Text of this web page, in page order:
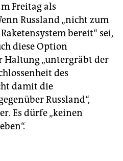
Freitag als
Russland „nicht zum
bereit“ sei,
diese Option
Haltung „untergräbt der
des
damit die
Russland“,
Es dürfe „keinen